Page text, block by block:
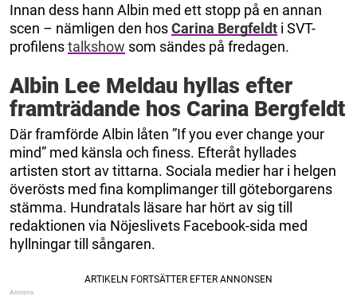
Innan dess hann Albin med ett stopp på en annan
scen – nämligen den hosCarina Bergfeldt i SVT-
profilenstalkshow som sändes på fredagen.
Albin Lee Meldau hyllas efter
framträdande hos Carina Bergfeldt
Där framförde Albin låten ”If you ever change your
mind” med känsla och finess. Efteråt hyllades
artisten stort av tittarna. Sociala medier har i helgen
överösts med fina komplimanger till göteborgarens
stämma. Hundratals läsare har hört av sig till
redaktionen via Nöjeslivets Facebook-sida med
hyllningar till sångaren.